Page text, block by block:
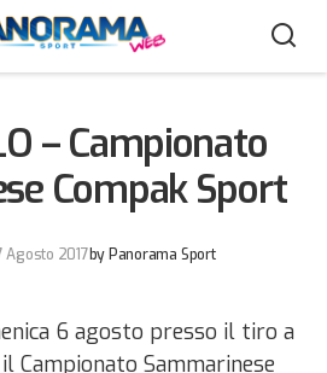
– Campionato
Compak Sport
Agosto 2017by Panorama Sport
6 agosto presso il tiro a
Campionato Sammarinese